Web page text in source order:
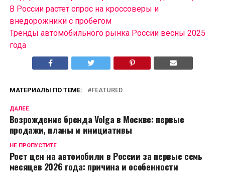
В России растет спрос на кроссоверы и
внедорожники с пробегом
Тренды автомобильного рынка России весны 2025
года
МАТЕРИАЛЫ ПО ТЕМЕ: FEATURED
ДАЛЕЕ
Возрождение бренда Volga в Москве: первые
продажи, планы и инициативы
НЕ ПРОПУСТИТЕ
Рост цен на автомобили в России за первые семь
месяцев 2026 года: причина и особенности